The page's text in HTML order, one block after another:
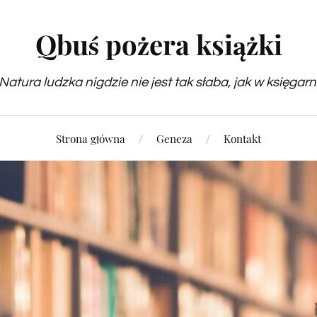
Qbuś pożera książki
ludzka nigdzie nie jest tak słaba, jak w
Strona główna Geneza Kontakt